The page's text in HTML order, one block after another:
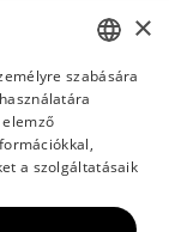
HUNGARIAN
ENGLISH
×
szabására
a szolgáltatásaik